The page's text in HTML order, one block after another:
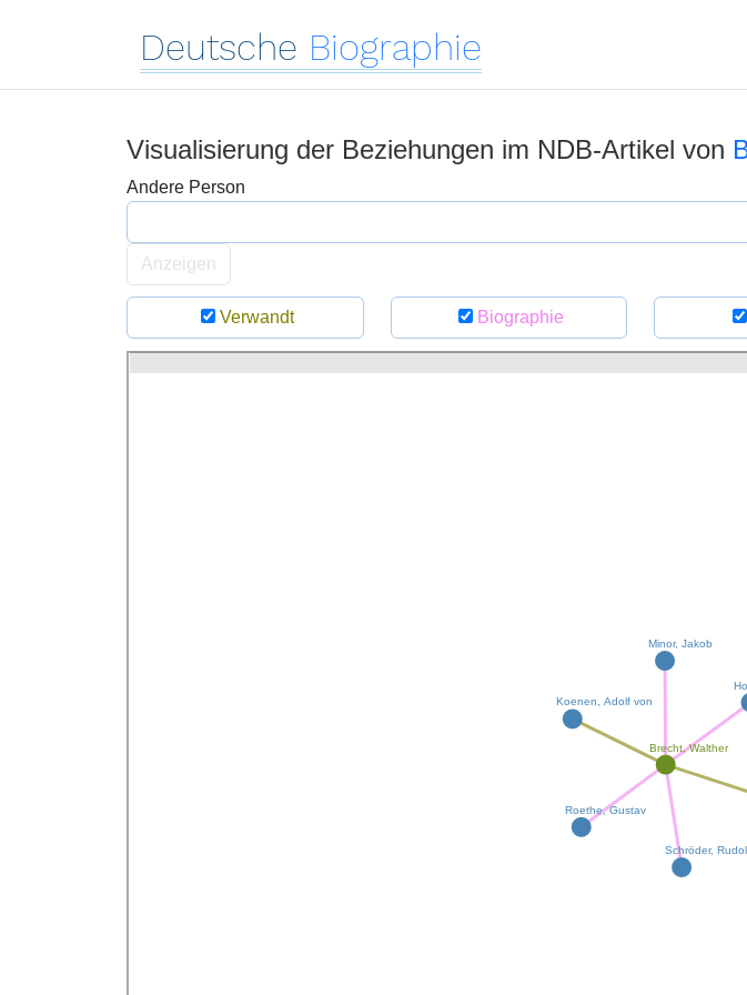
Deutsche Biographie
Visualisierung der Beziehungen im NDB-Artikel von
Andere Person
Anzeigen
Verwandt Biographie
Brecht, Walther
Koenen, Adolf von
Roethe, Gustav
Minor, Jakob
Schröder,